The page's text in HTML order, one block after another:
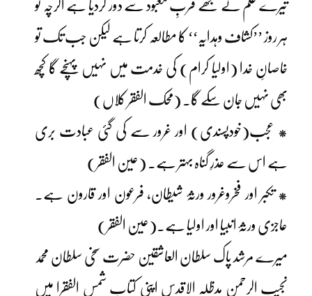
تیرے علم نے تجھے قربِ معبود سے دور کردیا ہے اگرچہ تو
ہر روز ’’کشاف وہدایہ‘‘ کا مطالعہ کرتا ہے لیکن جب تک تو
خاصانِ خدا (اولیا کرام) کی خدمت میں نہیں پہنچے گا کچھ
بھی نہیں جان سکے گا۔ (محک الفقر کلاں)
* عجب(خودپسندی) اور غرور سے کی گئی عبادت بری
ہے اس سے عذرِ گناہ بہتر ہے۔ (عین الفقر)
* تکبر اور فخروغرور ورثۂ شیطان، فرعون اور قارون ہے۔
عاجزی ورثۂ انبیا اور اولیا ہے۔(عین الفقر)
میرے مرشد پاک سلطان العاشقین حضرت سخی سلطان محمد
نجیب الرحمن مدظلہ الاقدس اپنی کتاب شمس الفقرا میں